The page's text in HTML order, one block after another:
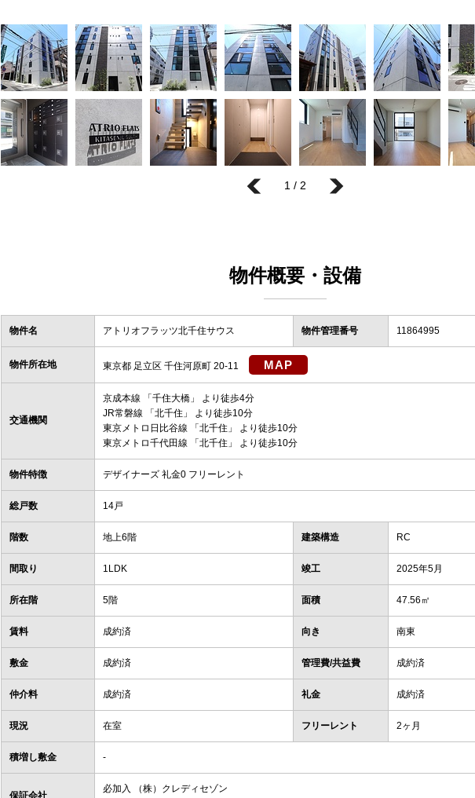
1 / 2
物件概要・設備
物件名 アトリオフラッツ北千住サウス 物件管理番号 11864995
物件所在地 東京都 足立区 千住河原町 20-11 MAP
交通機関
京成本線 「 千住大橋 」 より徒歩4分
JR常磐線 「 北千住 」 より徒歩10分
東京メトロ日比谷線 「 北千住 」 より徒歩10分
東京メトロ千代田線 「 北千住 」 より徒歩10分
物件特徴 デザイナーズ 礼金0 フリーレント
総戸数 14戸
階数 地上6階 建築構造 RC
間取り 1LDK 竣工 2025年5月
所在階 5階 面積 47.56㎡
賃料 成約済 向き 南東
敷金 成約済 管理費/共益費 成約済
仲介料 成約済 礼金 成約済
現況 在室 フリーレント 2ヶ月
積増し敷金 -
保証会社
必加入 （株）クレディセゾン